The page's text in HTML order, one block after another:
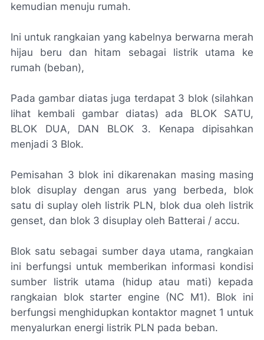
kemudian menuju rumah.
Ini untuk rangkaian yang kabelnya berwarna merah
hijau beru dan hitam sebagai listrik utama ke
rumah (beban),
Pada gambar diatas juga terdapat 3 blok (silahkan
lihat kembali gambar diatas) ada BLOK SATU,
BLOK DUA, DAN BLOK 3. Kenapa dipisahkan
menjadi 3 Blok.
Pemisahan 3 blok ini dikarenakan masing masing
blok disuplay dengan arus yang berbeda, blok
satu di suplay oleh listrik PLN, blok dua oleh listrik
genset, dan blok 3 disuplay oleh Batterai / accu.
Blok satu sebagai sumber daya utama, rangkaian
ini berfungsi untuk memberikan informasi kondisi
sumber listrik utama (hidup atau mati) kepada
rangkaian blok starter engine (NC M1). Blok ini
berfungsi menghidupkan kontaktor magnet 1 untuk
menyalurkan energi listrik PLN pada beban.